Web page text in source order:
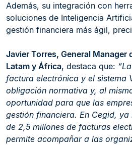
Además, su integración con
soluciones de Inteligencia
gestión financiera más ágil,
Javier Torres, General Manager
Latam y África, destaca que:
factura electrónica y el sistema
obligación normativa y, al
oportunidad para que las
gestión financiera. En Cegid,
de 2,5 millones de facturas
permite acompañar a las